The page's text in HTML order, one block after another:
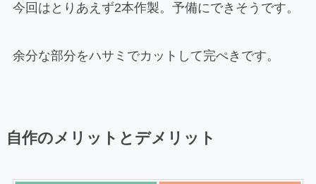
今回はとりあえず2本作製。予備にできそうです。
余分な部分をハサミでカットして完ぺきです。
自作のメリットとデメリット